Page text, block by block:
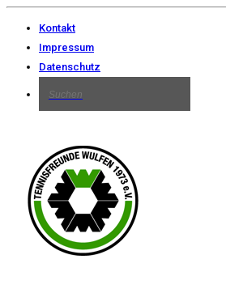
Kontakt
Impressum
Datenschutz